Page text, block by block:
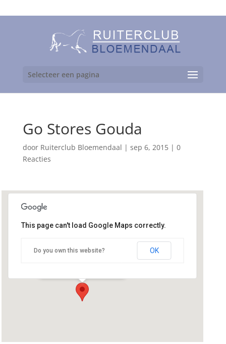
Selecteer een pagina
Go Stores Gouda
door Ruiterclub Bloemendaal | sep 6, 2015| 0
Reacties
This page can't load Google Maps correctly.
Do you own this website? OK